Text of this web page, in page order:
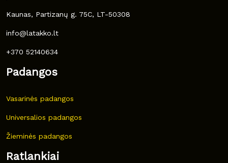
Kaunas, Partizanų g. 75C, LT-50308
info@latakko.lt
+370 52140634
Padangos
Vasarinės padangos
Universalios padangos
Žieminės padangos
Ratlankiai